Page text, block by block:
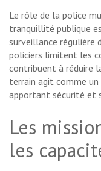
Le rôle de la police
tranquillité publique
surveillance régulière
policiers limitent les
contribuent à réduire
terrain agit comme un
apportant sécurité et
Les
les